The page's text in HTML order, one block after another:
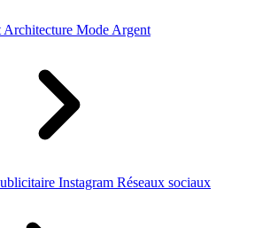
Architecture Mode Argent
Instagram Réseaux sociaux